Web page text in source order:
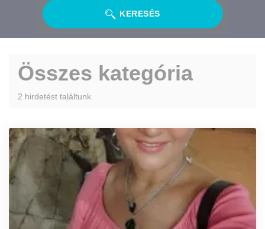
KERESÉS
Összes kategória
2 hirdetést találtunk